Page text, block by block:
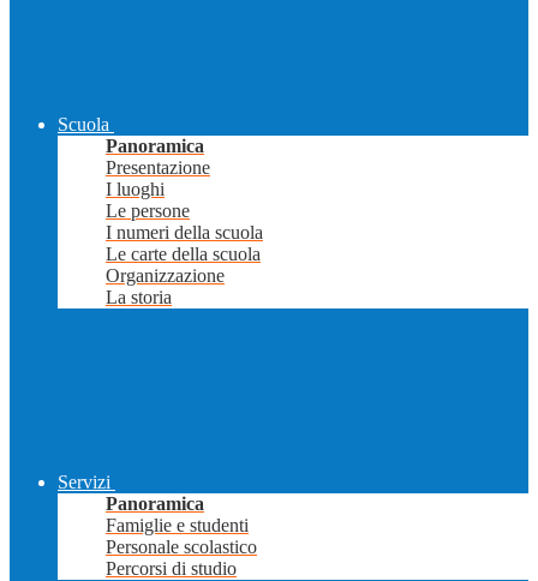
Scuola
Panoramica
Presentazione
I luoghi
Le persone
I numeri della scuola
Le carte della scuola
Organizzazione
La storia
Servizi
Panoramica
Famiglie e studenti
Personale scolastico
Percorsi di studio